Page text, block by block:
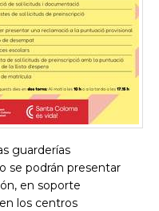
guarderías
se podrán presentar
en soporte
los centros